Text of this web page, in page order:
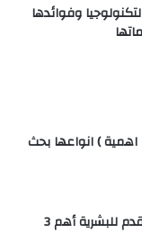
وفوائدها
اهمية ) انواعها بحث
نيكولا تسلا المخترع الذي قدم للبشرية أهم 3